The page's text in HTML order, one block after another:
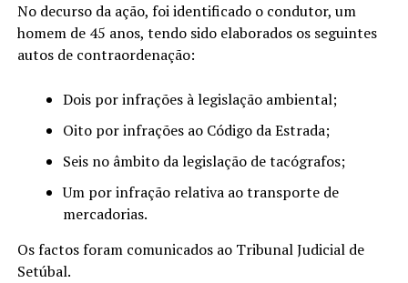
No decurso da ação, foi identificado o condutor, um
homem de 45 anos, tendo sido elaborados os seguintes
autos de contraordenação:
Dois por infrações à legislação ambiental;
Oito por infrações ao Código da Estrada;
Seis no âmbito da legislação de tacógrafos;
Um por infração relativa ao transporte de
mercadorias.
Os factos foram comunicados ao Tribunal Judicial de
Setúbal.